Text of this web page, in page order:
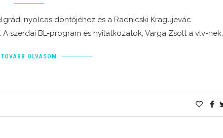
nyolcas döntőjéhez és a Radnicski Kragujevác
szerdai BL-program és nyilatkozatok, Varga Zsolt a vlv-nek:
TOVÁBB OLVASOM